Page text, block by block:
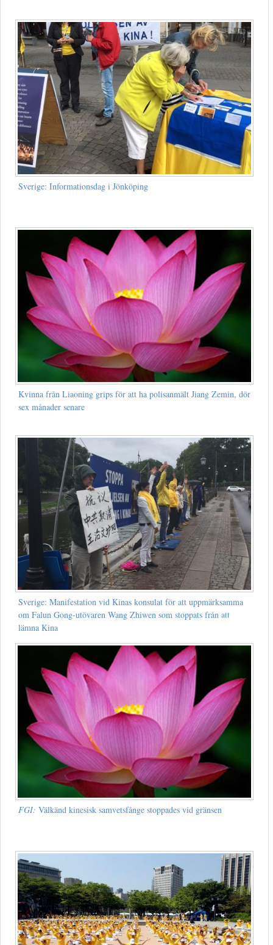
Sverige: Informationsdag i Jönköping
Kvinna från Liaoning grips för att ha polisanmält Jiang Zemin, dör
sex månader senare
Sverige: Manifestation vid Kinas konsulat för att uppmärksamma
om Falun Gong-utövaren Wang Zhiwen som stoppats från att
lämna Kina
FGI: Välkänd kinesisk samvetsfånge stoppades vid gränsen